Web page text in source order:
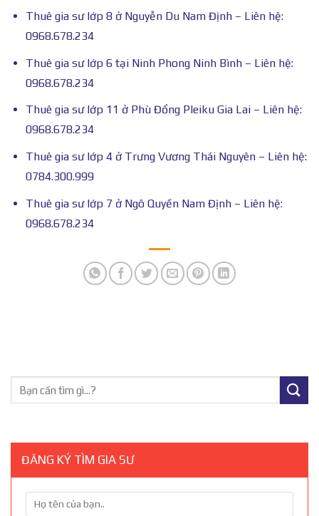
Thuê gia sư lớp 8 ở Nguyễn Du Nam Định – Liên hệ:
0968.678.234
Thuê gia sư lớp 6 tại Ninh Phong Ninh Bình – Liên hệ:
0968.678.234
Thuê gia sư lớp 11 ở Phù Đổng Pleiku Gia Lai – Liên hệ:
0968.678.234
Thuê gia sư lớp 4 ở Trưng Vương Thái Nguyên – Liên hệ:
0784.300.999
Thuê gia sư lớp 7 ở Ngô Quyền Nam Định – Liên hệ:
0968.678.234
ĐĂNG KÝ TÌM GIA SƯ